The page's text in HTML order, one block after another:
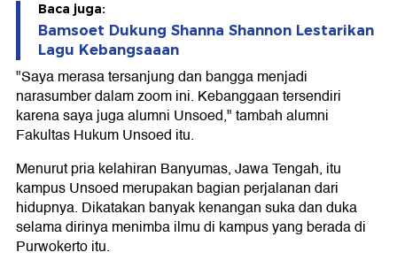
Baca juga:
Bamsoet Dukung Shanna Shannon Lestarikan
Lagu Kebangsaaan
"Saya merasa tersanjung dan bangga menjadi
narasumber dalam zoom ini. Kebanggaan tersendiri
karena saya juga alumni Unsoed," tambah alumni
Fakultas Hukum Unsoed itu.
Menurut pria kelahiran Banyumas, Jawa Tengah, itu
kampus Unsoed merupakan bagian perjalanan dari
hidupnya. Dikatakan banyak kenangan suka dan duka
selama dirinya menimba ilmu di kampus yang berada di
Purwokerto itu.